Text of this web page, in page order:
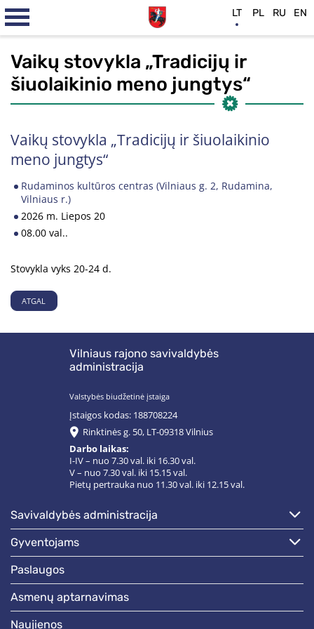
Vaikų stovykla „Tradicijų ir
šiuolaikinio meno jungtys“
Vaikų stovykla „Tradicijų ir šiuolaikinio
meno jungtys“
Rudaminos kultūros centras (Vilniaus g. 2, Rudamina,
Vilniaus r.)
2026 m. Liepos 20
08.00 val..
Stovykla vyks 20-24 d.
ATGAL
Vilniaus rajono savivaldybės
administracija
Valstybės biudžetinė įstaiga
Įstaigos kodas: 188708224
Rinktinės g. 50, LT-09318 Vilnius
Darbo laikas:
I-IV – nuo 7.30 val. iki 16.30 val.
V – nuo 7.30 val. iki 15.15 val.
Pietų pertrauka nuo 11.30 val. iki 12.15 val.
savivaldybės administracija
gyventojams
paslaugos
asmenų aptarnavimas
naujienos
LT PL RU EN